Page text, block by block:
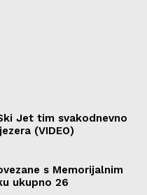
Jet tim svakodnevno
(VIDEO)
s Memorijalnim
ukupno 26